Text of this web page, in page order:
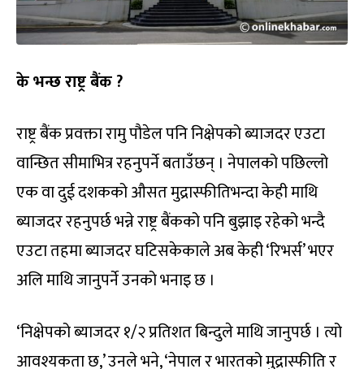
के भन्छ राष्ट्र बैंक ?
राष्ट्र बैंक प्रवक्ता रामु पौडेल पनि निक्षेपको ब्याजदर एउटा
वान्छित सीमाभित्र रहनुपर्ने बताउँछन् । नेपालको पछिल्लो
एक वा दुई दशकको औसत मुद्रास्फीतिभन्दा केही माथि
ब्याजदर रहनुपर्छ भन्ने राष्ट्र बैंकको पनि बुझाइ रहेको भन्दै
एउटा तहमा ब्याजदर घटिसकेकाले अब केही ‘रिभर्स’ भएर
अलि माथि जानुपर्ने उनको भनाइ छ ।
‘निक्षेपको ब्याजदर १/२ प्रतिशत बिन्दुले माथि जानुपर्छ । त्यो
आवश्यकता छ,’ उनले भने, ‘नेपाल र भारतको मुद्रास्फीति र